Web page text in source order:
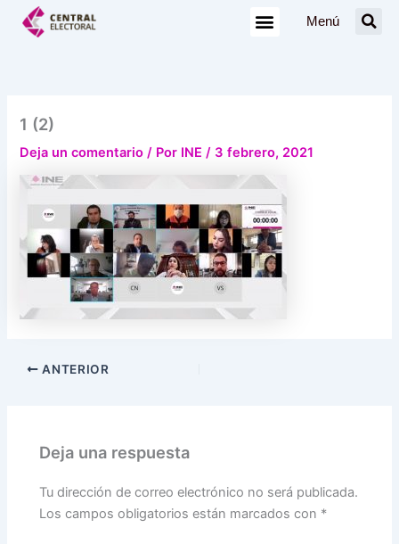
Menú
1 (2)
Deja un comentario / Por INE/ 3 febrero, 2021
ANTERIOR
Deja una respuesta
Tu dirección de correo electrónico no será publicada.
Los campos obligatorios están marcados con *